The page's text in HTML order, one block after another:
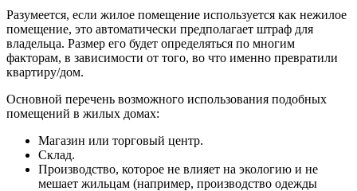
Разумеется, если жилое помещение используется как нежилое
помещение, это автоматически предполагает штраф для
владельца. Размер его будет определяться по многим
факторам, в зависимости от того, во что именно превратили
квартиру/дом.
Основной перечень возможного использования подобных
помещений в жилых домах:
Магазин или торговый центр.
Склад.
Производство, которое не влияет на экологию и не
мешает жильцам (например, производство одежды